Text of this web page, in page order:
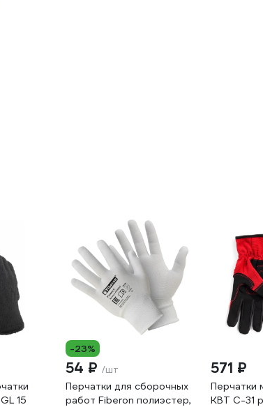
15
-23%
54 ₽ /шт
Перчатки для сборочных
работ Fiberon полиэстер,
571 ₽
Перчатки
КВТ С-31